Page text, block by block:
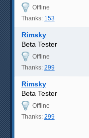
Offline
Thanks: 153
Rimsky
Beta Tester
Offline
Thanks: 299
Rimsky
Beta Tester
Offline
Thanks: 299